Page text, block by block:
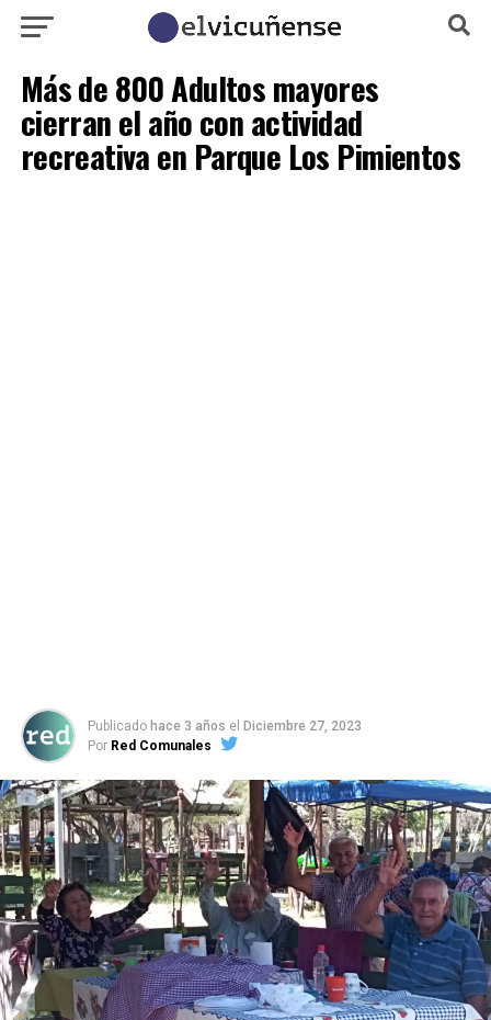
Más de 800 Adultos mayores
cierran el año con actividad
recreativa en Parque Los Pimientos
Publicado hace 3 años el Diciembre 27, 2023
Por Red Comunales